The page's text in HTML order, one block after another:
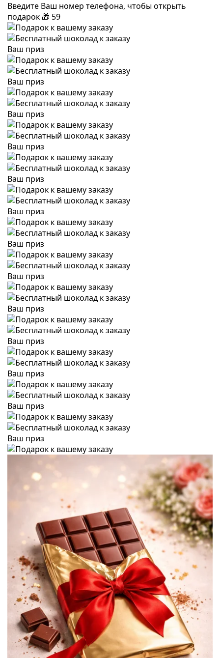
Введите Ваш номер телефона, чтобы открыть
подарок 🎁 59
Ваш приз
Ваш приз
Ваш приз
Ваш приз
Ваш приз
Ваш приз
Ваш приз
Ваш приз
Ваш приз
Ваш приз
Ваш приз
Ваш приз
Ваш приз